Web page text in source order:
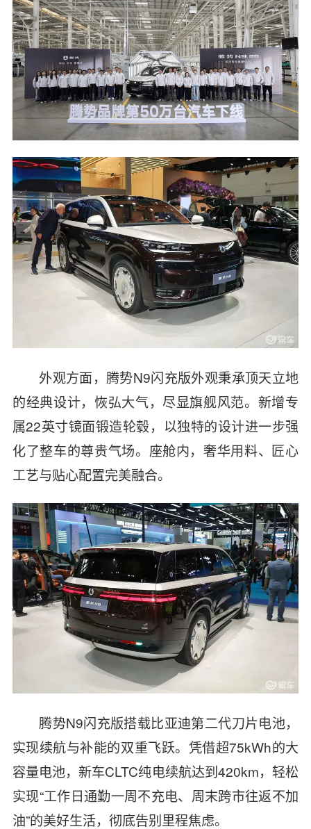
外观方面，腾势N9闪充版外观秉承顶天立地
的经典设计，恢弘大气，尽显旗舰风范。新增专
属22英寸镜面锻造轮毂，以独特的设计进一步强
化了整车的尊贵气场。座舱内，奢华用料、匠心
工艺与贴心配置完美融合。
腾势N9闪充版搭载比亚迪第二代刀片电池，
实现续航与补能的双重飞跃。凭借超75kWh的大
容量电池，新车CLTC纯电续航达到420km，轻松
实现“工作日通勤一周不充电、周末跨市往返不加
油”的美好生活，彻底告别里程焦虑。